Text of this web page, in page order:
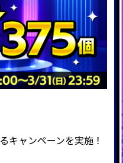
キャンペーンを実施！